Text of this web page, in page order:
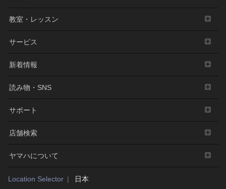
教室・レッスン
サービス
新着情報
読み物・SNS
サポート
店舗検索
ヤマハについて
Location Selector 日本